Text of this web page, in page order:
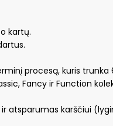
kartų.
procesą, kuris
Fancy ir Function
atsparumas karščiui